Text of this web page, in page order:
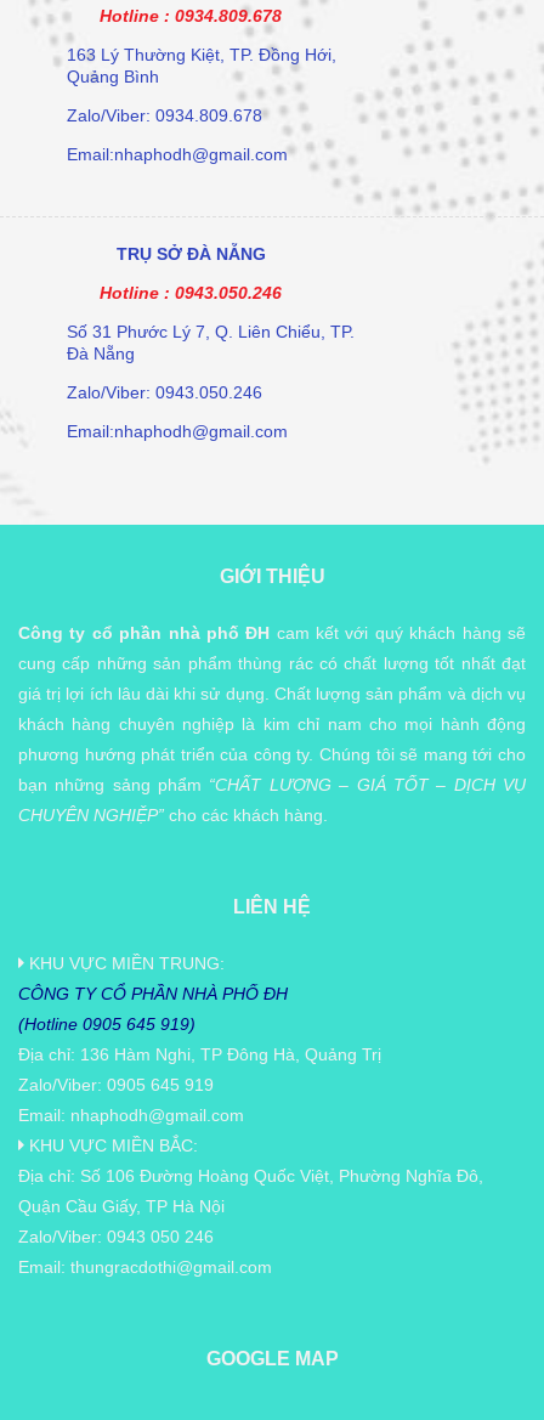
Hotline : 0934.809.678
163 Lý Thường Kiệt, TP. Đồng Hới,
Quảng Bình
Zalo/Viber: 0934.809.678
Email:nhaphodh@gmail.com
TRỤ SỞ ĐÀ NẴNG
Hotline : 0943.050.246
Số 31 Phước Lý 7, Q. Liên Chiểu, TP.
Đà Nẵng
Zalo/Viber: 0943.050.246
Email:nhaphodh@gmail.com
GIỚI THIỆU
Công ty cổ phần nhà phố ĐH cam kết với quý khách hàng sẽ
cung cấp những sản phẩm thùng rác có chất lượng tốt nhất đạt
giá trị lợi ích lâu dài khi sử dụng. Chất lượng sản phẩm và dịch vụ
khách hàng chuyên nghiệp là kim chỉ nam cho mọi hành động
phương hướng phát triển của công ty. Chúng tôi sẽ mang tới cho
bạn những sảng phẩm “CHẤT LƯỢNG – GIÁ TỐT – DỊCH VỤ
CHUYÊN NGHIỆP” cho các khách hàng.
LIÊN HỆ
KHU VỰC MIỀN TRUNG:
CÔNG TY CỔ PHẦN NHÀ PHỐ ĐH
(Hotline 0905 645 919)
Địa chỉ: 136 Hàm Nghi, TP Đông Hà, Quảng Trị
Zalo/Viber: 0905 645 919
Email: nhaphodh@gmail.com
KHU VỰC MIỀN BẮC:
Địa chỉ: Số 106 Đường Hoàng Quốc Việt, Phường Nghĩa Đô,
Quận Cầu Giấy, TP Hà Nội
Zalo/Viber: 0943 050 246
Email: thungracdothi@gmail.com
GOOGLE MAP